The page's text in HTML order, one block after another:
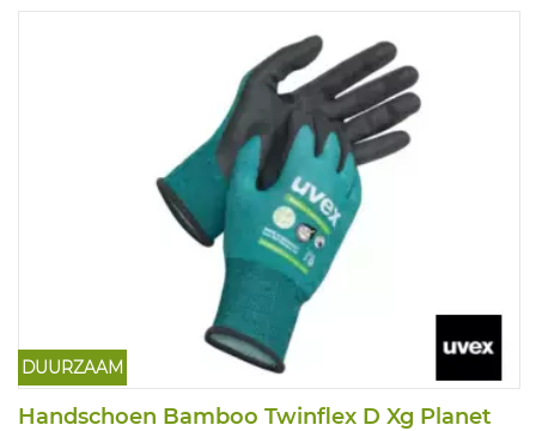
DUURZAAM
Handschoen Bamboo Twinflex D Xg Planet